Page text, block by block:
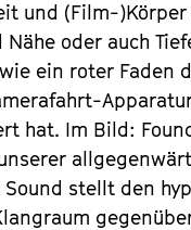
und (Film-
oder auch
ein roter Faden
hat. Im Bild:
stellt den